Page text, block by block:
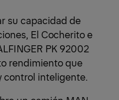
su capacidad de
El Cocherito e
PK 92002
rendimiento que
control inteligente.